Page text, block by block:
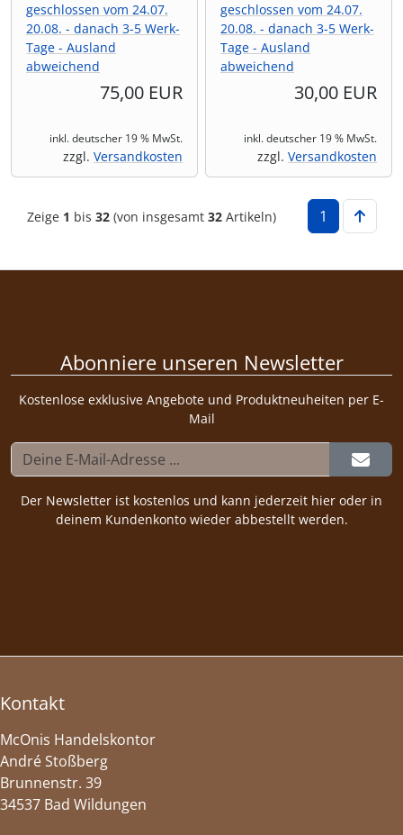
geschlossen vom 24.07.
20.08. - danach 3-5 Werk-
Tage - Ausland
abweichend
75,00 EUR
inkl. deutscher 19 % MwSt.
zzgl. Versandkosten
geschlossen vom 24.07.
20.08. - danach 3-5 Werk-
Tage - Ausland
abweichend
30,00 EUR
inkl. deutscher 19 % MwSt.
zzgl. Versandkosten
Zeige 1 bis 32(von insgesamt 32Artikeln) 1
Abonniere unseren Newsletter
Kostenlose exklusive Angebote und Produktneuheiten per E-
Mail
Der Newsletter ist kostenlos und kann jederzeit hier oder in
deinem Kundenkonto wieder abbestellt werden.
Kontakt
McOnis Handelskontor
André Stoßberg
Brunnenstr. 39
34537 Bad Wildungen